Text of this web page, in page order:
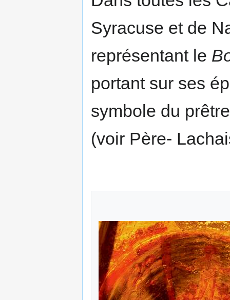
Syracuse et de
représentant le
portant sur ses
symbole du
(voir Père-